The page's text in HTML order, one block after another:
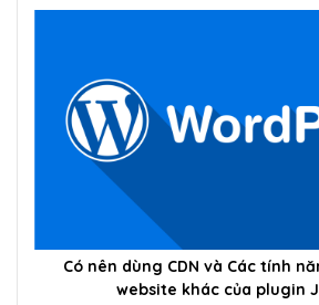
Có nên dùng CDN và Các tính
website khác của plugin